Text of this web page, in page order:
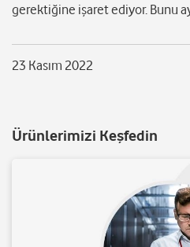
gerektiğine işaret ediyor. Bunu
23 Kasım 2022
Ürünlerimizi Keşfedin